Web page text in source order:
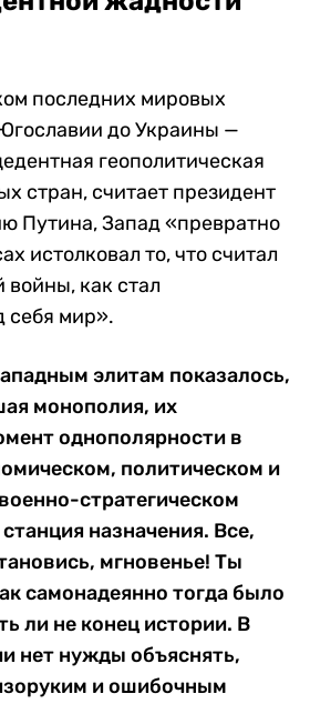
последних мировых
до Украины —
геополитическая
стран, считает президент
Путина, Запад «превратно
истолковал то, что считал
войны, как стал
себя мир».
элитам показалось,
монополия, их
однополярности в
политическом и
стратегическом
назначения. Все,
мгновенье! Ты
самонадеянно тогда было
ли не конец истории. В
нет нужды объяснять,
и ошибочным